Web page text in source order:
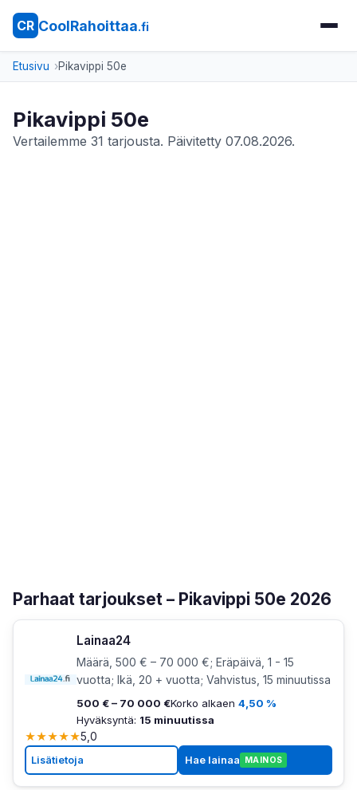
CR CoolRahoittaa.fi
Etusivu Pikavippi 50e
Pikavippi 50e
Vertailemme 31 tarjousta. Päivitetty 07.08.2026.
Parhaat tarjoukset – Pikavippi 50e 2026
Lainaa24
Määrä, 500 € – 70 000 €; Eräpäivä, 1 - 15
vuotta; Ikä, 20 + vuotta; Vahvistus, 15 minuutissa
500 € – 70 000 €Korko alkaen 4,50 %
Hyväksyntä: 15 minuutissa
★★★★★5,0
Lisätietoja Hae lainaa MAINOS